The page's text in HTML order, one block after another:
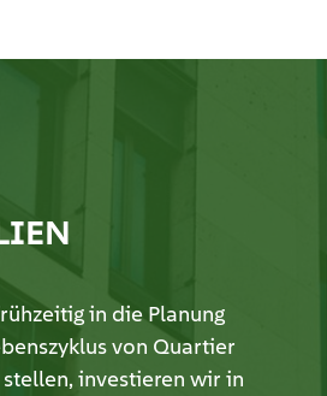
in die Planung
von Quartier
investieren wir in